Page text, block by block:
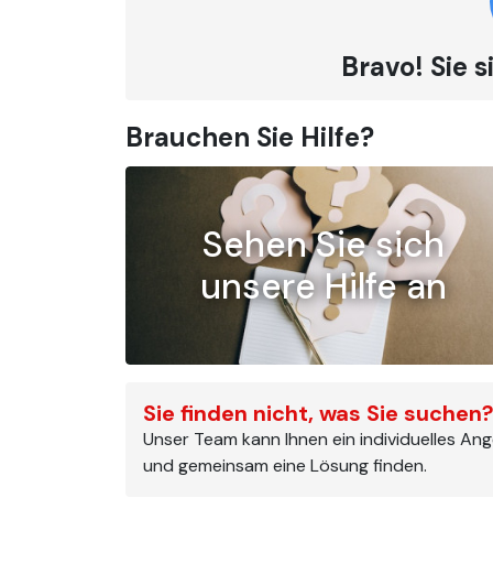
Bravo! Sie
Brauchen Sie Hilfe?
Sehen Sie sich
unsere Hilfe an
Sie finden nicht, was Sie suchen?
Unser Team kann Ihnen ein individuelles
und gemeinsam eine Lösung finden.